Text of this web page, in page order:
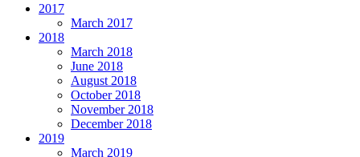
2017
March 2017
2018
March 2018
June 2018
August 2018
October 2018
November 2018
December 2018
2019
March 2019